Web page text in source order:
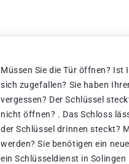
Müssen Sie die Tür öffnen?
sich zugefallen? Sie haben
vergessen? Der Schlüssel
nicht öffnen? . Das Schloss
der Schlüssel drinnen steckt?
werden? Sie benötigen ein
ein Schlüsseldienst in